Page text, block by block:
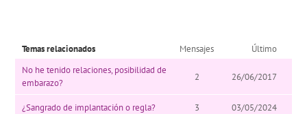
Temas relacionados Mensajes
Último
No he tenido relaciones, posibilidad de
embarazo?
2 26/06/2017
¿Sangrado de implantación o regla? 3
03/05/2024